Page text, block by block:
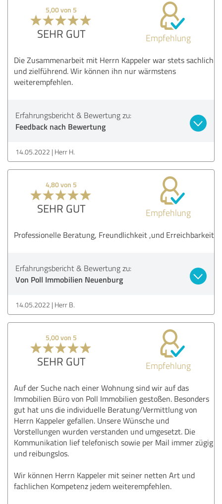
5,00 von 5
SEHR GUT Empfehlung
Die Zusammenarbeit mit Herrn Kappeler war stets sachlich
und zielführend. Wir können ihn nur wärmstens
weiterempfehlen.
Erfahrungsbericht & Bewertung zu:
Feedback nach Bewertung
14.05.2022 Herr H.
4,80 von 5
SEHR GUT Empfehlung
Professionelle Beratung, Freundlichkeit ,und Erreichbarkeit
Erfahrungsbericht & Bewertung zu:
Von Poll Immobilien Neuenburg
14.05.2022 Herr B.
5,00 von 5
SEHR GUT Empfehlung
Auf der Suche nach einer Wohnung sind wir auf das
Immobilien Büro von Poll Immobilien gestoßen. Besonders
gut hat uns die individuelle Beratung/Vermittlung von
Herrn Kappeler gefallen. Unsere Wünsche und
Vorstellungen wurden verstanden und umgesetzt. Die
Kommunikation lief telefonisch sowie per Mail immer zügig
und reibungslos.
Wir können Herrn Kappeler mit seiner netten Art und
fachlichen Kompetenz jedem weiterempfehlen.